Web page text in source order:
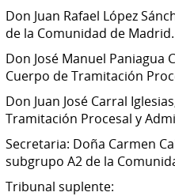
Don Juan Rafael López
de la Comunidad de Madrid.
Don José Manuel Paniagua
Cuerpo de Tramitación
Don Juan José Carral
Tramitación Procesal y
Secretaria: Doña Carmen
subgrupo A2 de la
Tribunal suplente: